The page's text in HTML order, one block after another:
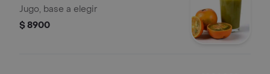
Jugo, base a elegir
$ 8900